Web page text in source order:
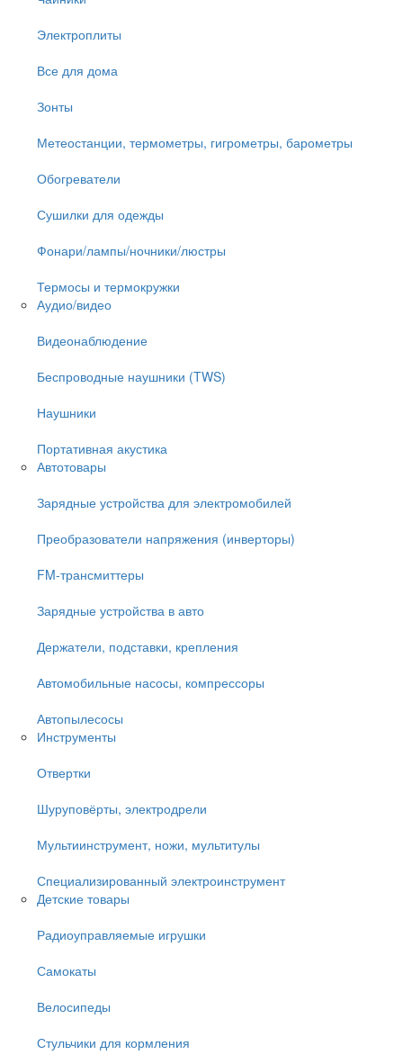
Электроплиты
Все для дома
Зонты
Метеостанции, термометры, гигрометры, барометры
Обогреватели
Сушилки для одежды
Фонари/лампы/ночники/люстры
Термосы и термокружки
Аудио/видео
Видеонаблюдение
Беспроводные наушники (TWS)
Наушники
Портативная акустика
Автотовары
Зарядные устройства для электромобилей
Преобразователи напряжения (инверторы)
FM-трансмиттеры
Зарядные устройства в авто
Держатели, подставки, крепления
Автомобильные насосы, компрессоры
Автопылесосы
Инструменты
Отвертки
Шуруповёрты, электродрели
Мультиинструмент, ножи, мультитулы
Специализированный электроинструмент
Детские товары
Радиоуправляемые игрушки
Самокаты
Велосипеды
Стульчики для кормления